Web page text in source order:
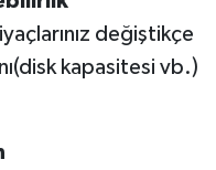
değiştikçe
kapasitesi vb.)